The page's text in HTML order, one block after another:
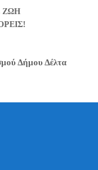
ΖΩΗ
Δήμου Δέλτα